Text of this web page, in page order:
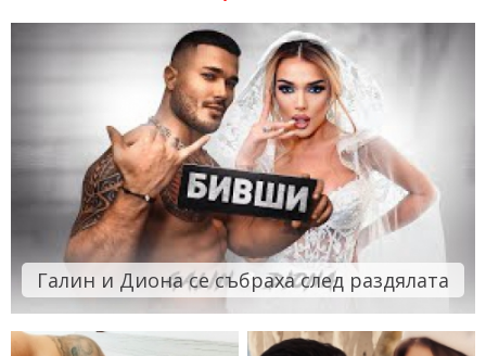
Галин и Диона се събраха след раздялата